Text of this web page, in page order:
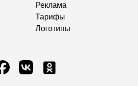
Реклама
Тарифы
Логотипы